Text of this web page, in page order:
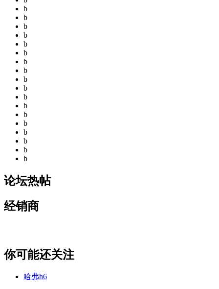
b
b
b
b
b
b
b
b
b
b
b
b
b
b
b
b
b
b
论坛热帖
经销商
你可能还关注
哈弗h6